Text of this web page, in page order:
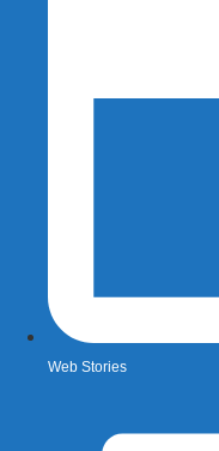
Web Stories